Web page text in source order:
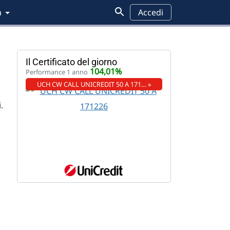
Accedi
Il Certificato del giorno
Performance 1 anno 104,01%
UCH CW CALL UNICREDIT 50 A 171… »